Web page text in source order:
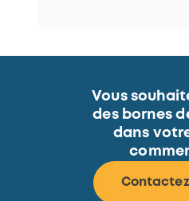
Vous
des bornes
dans